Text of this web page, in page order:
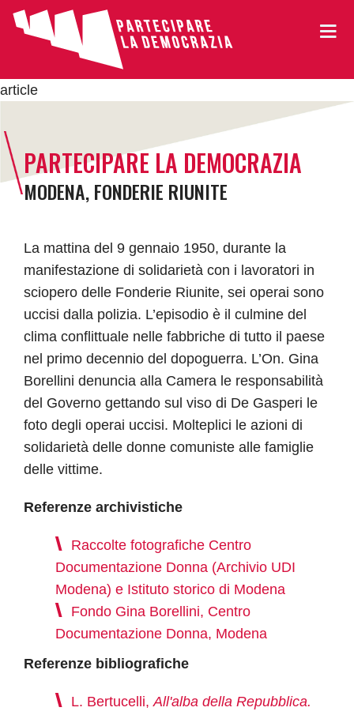
article
PARTECIPARE LA DEMOCRAZIA
MODENA, FONDERIE RIUNITE
La mattina del 9 gennaio 1950, durante la
manifestazione di solidarietà con i lavoratori in
sciopero delle Fonderie Riunite, sei operai sono
uccisi dalla polizia. L’episodio è il culmine del
clima conflittuale nelle fabbriche di tutto il paese
nel primo decennio del dopoguerra. L’On. Gina
Borellini denuncia alla Camera le responsabilità
del Governo gettando sul viso di De Gasperi le
foto degli operai uccisi. Molteplici le azioni di
solidarietà delle donne comuniste alle famiglie
delle vittime.
Referenze archivistiche
Raccolte fotografiche Centro
Documentazione Donna (Archivio UDI
Modena) e Istituto storico di Modena
Fondo Gina Borellini, Centro
Documentazione Donna, Modena
Referenze bibliografiche
L. Bertucelli,All'alba della Repubblica.